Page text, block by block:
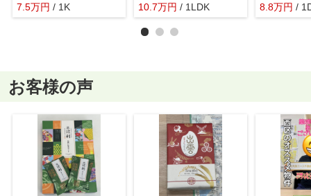
7.5万円 / 1K
10.7万円 / 1LDK
8.8万円 /
お客様の声